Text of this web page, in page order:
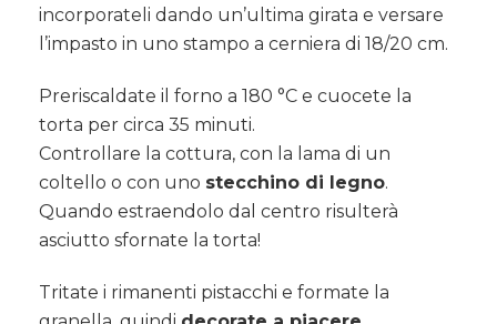
incorporateli dando un’ultima girata e versare
l’impasto in uno stampo a cerniera di 18/20 cm.
Preriscaldate il forno a 180 °C e cuocete la
torta per circa 35 minuti.
Controllare la cottura, con la lama di un
coltello o con uno stecchino di legno.
Quando estraendolo dal centro risulterà
asciutto sfornate la torta!
Tritate i rimanenti pistacchi e formate la